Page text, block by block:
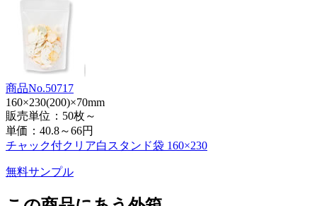
商品No.50717
160×230(200)×70mm
販売単位：50枚～
単価： 40.8～66円
チャック付クリア白スタンド袋 160×230
無料サンプル